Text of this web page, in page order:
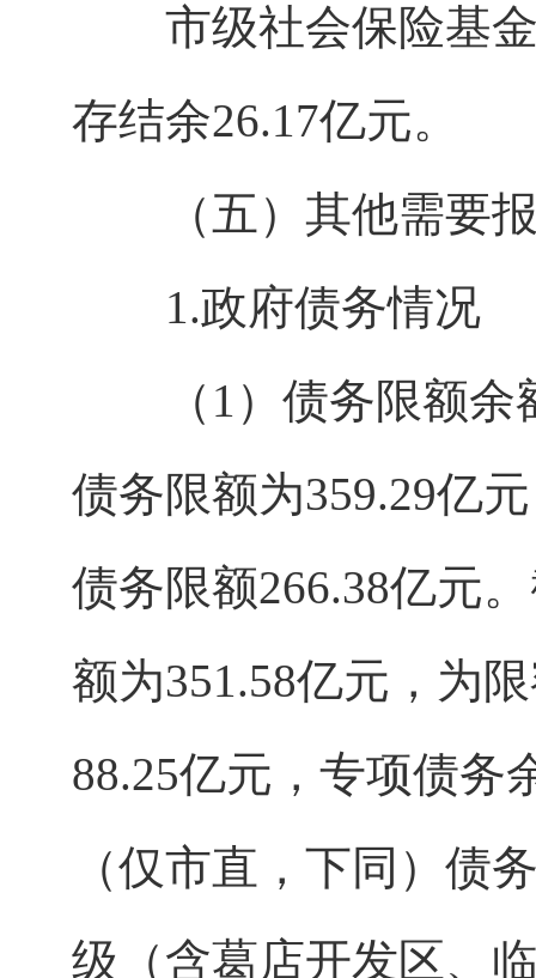
市级社会保险基金
存结余26.17亿元。
（五）其他需要报
1.政府债务情况
（1）债务限额余
债务限额为359.29亿
债务限额266.38亿元
额为351.58亿元，为
88.25亿元，专项债务
（仅市直，下同）债
级（含葛店开发区、